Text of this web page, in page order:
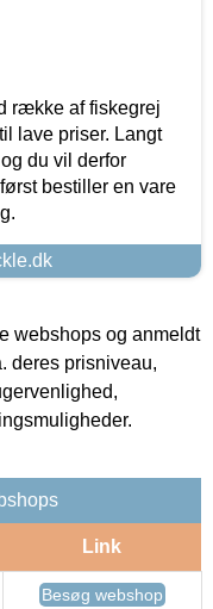
række af fiskegrej
lave priser. Langt
du vil derfor
bestiller en vare
webshops og anmeldt
deres prisniveau,
Link
Besøg webshop